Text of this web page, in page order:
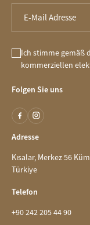
Ich stimme gemäß
kommerziellen
Folgen Sie uns
Adresse
Kısalar, Merkez 56
Türkiye
Telefon
+90 242 205 44 90